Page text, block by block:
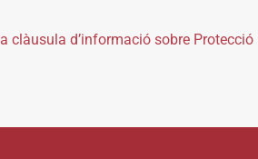
la clàusula d’informació sobre Protecció